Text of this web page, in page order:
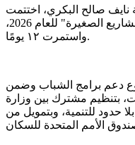
نايف صالح البكري، اختتمت
اليوم الإثنين، دورة "ريادة الأعمال والمشاريع الصغيرة" للعام 2026،
واستمرت ١٢ يومًا.
دعم برامج الشباب وضمن
بتنظيم مشترك بين وزارة
حدود للتنمية، وبتمويل من